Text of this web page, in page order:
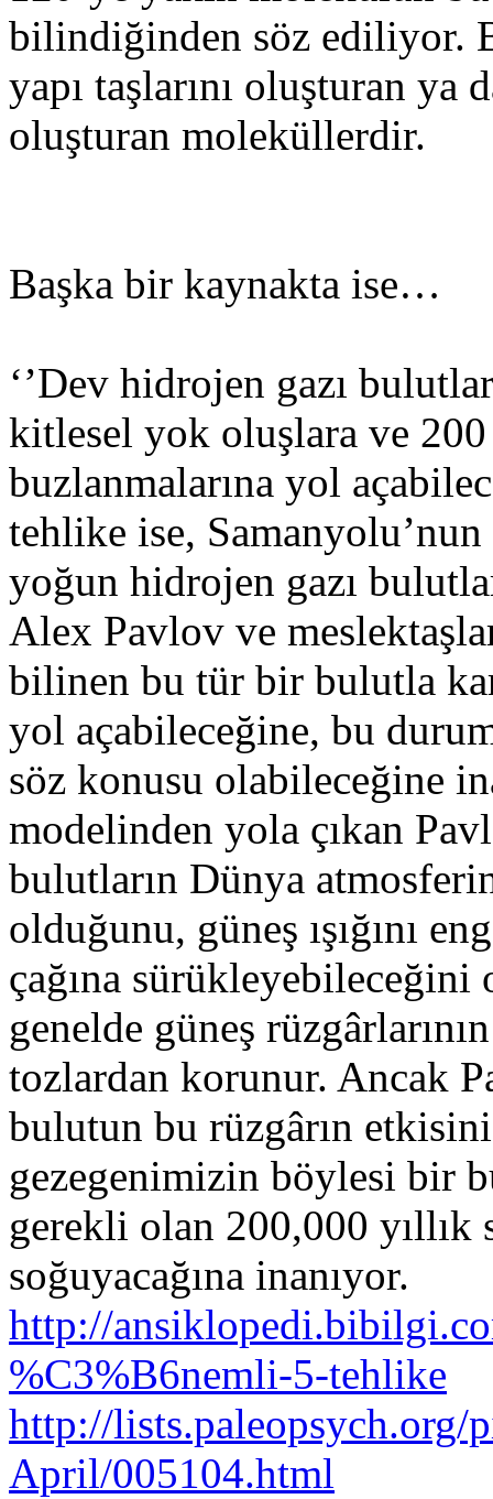
bilindiğinden söz ediliyor.
yapı taşlarını oluşturan ya
oluşturan moleküllerdir.
Başka bir kaynakta ise…
‘’Dev hidrojen gazı
kitlesel yok oluşlara ve
buzlanmalarına yol
tehlike ise,
yoğun hidrojen gazı
Alex Pavlov ve
bilinen bu tür bir bulutla
yol açabileceğine, bu
söz konusu olabileceğine
modelinden yola çıkan
bulutların Dünya
olduğunu, güneş ışığını
çağına
genelde güneş
tozlardan korunur. Ancak
bulutun bu rüzgârın
gezegenimizin böylesi bir
gerekli olan 200,000
soğuyacağına inanıyor.
http://
%C3%B6nemli-5-tehlike
http://lists.paleopsych.org/
April/005104.html